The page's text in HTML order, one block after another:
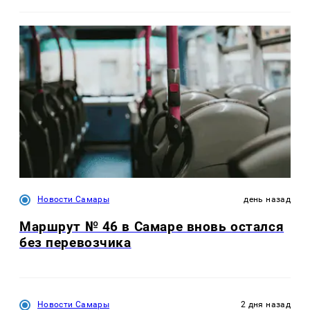
Новости Самары день назад
Маршрут № 46 в Самаре вновь остался
без перевозчика
Новости Самары 2 дня назад